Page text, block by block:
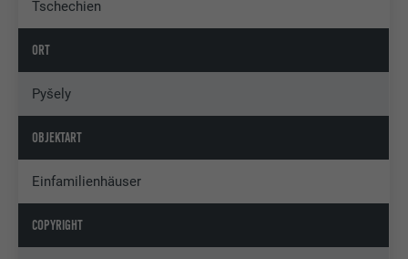
Tschechien
ORT
Pyšely
OBJEKTART
Einfamilienhäuser
COPYRIGHT